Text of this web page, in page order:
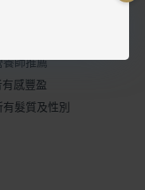
養師推薦
感豐盈
髮質及性別